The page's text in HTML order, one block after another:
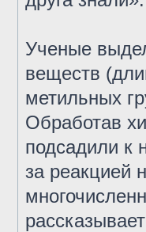
Ученые
веществ
метильных
Обработав
подсадили к
за реакцией